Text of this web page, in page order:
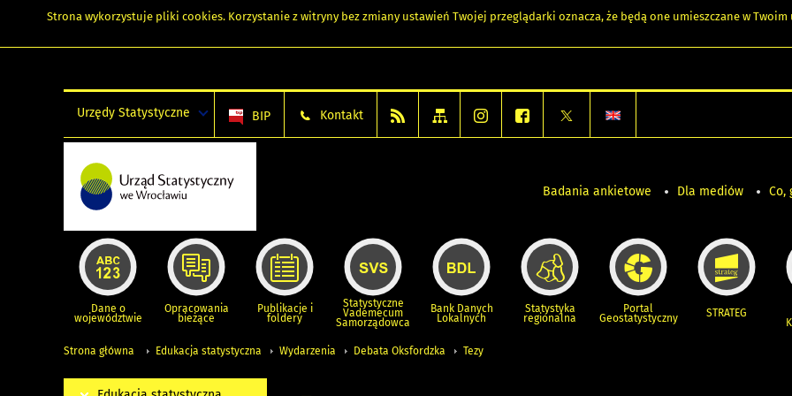
Strona wykorzystuje pliki cookies. Korzystanie z witryny bez zmiany ustawień Twojej przeglądarki oznacza, że będą one umieszczane w
Urzędy Statystyczne BIP Kontakt
Badania ankietowe Dla mediów Co,
Dane o
województwie
Opracowania
bieżące
Publikacje i
foldery
Statystyczne
Vademecum
Samorządowca
Bank Danych
Lokalnych
Statystyka
regionalna
Portal
Geostatystyczny STRATEG
Strona główna Edukacja statystyczna Wydarzenia Debata Oksfordzka Tezy